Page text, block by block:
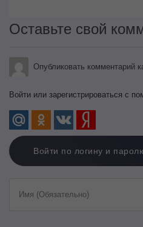
Оставьте свой
Опубликовать комментарий
Войти или зарегистрироваться с
Войти по логину и
Имя (Обязательно)